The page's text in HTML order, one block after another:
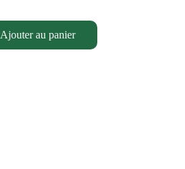
Ajouter au panier